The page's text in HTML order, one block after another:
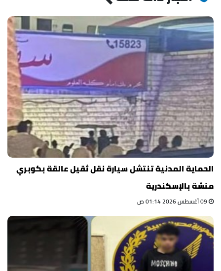
الحماية المدنية تنتشل سيارة نقل ثقيل عالقة بكوبري
منشة بالإسكندرية